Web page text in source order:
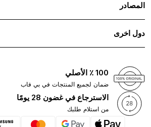
المصادر
دول اخرى
100 ٪ الأصلي
ضمان لجميع المنتجات في بي فاب
الاسترجاع في غضون 28 يومًا
من استلام طلبك